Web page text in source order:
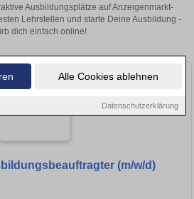
Alle Cookies ablehnen
Datenschutzerklärung
Ausbildungsplätze auf Anzeigenmarkt-
Lehrstellen und starte Deine Ausbildung -
dich einfach online!
(m/w/d)